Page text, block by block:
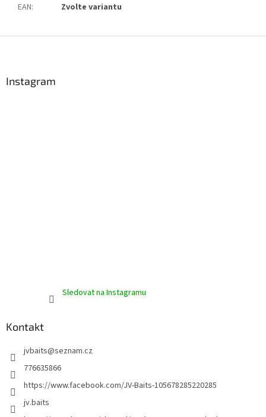
EAN: Zvolte variantu
Instagram
Sledovat na Instagramu
Kontakt
jvbaits@seznam.cz
776635866
https://www.facebook.com/JV-Baits-105678285220285
jv.baits